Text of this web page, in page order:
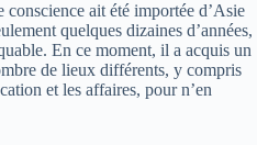
ait été importée d’Asie
quelques dizaines d’années,
En ce moment, il a acquis un
de lieux différents, y compris
et les affaires, pour n’en